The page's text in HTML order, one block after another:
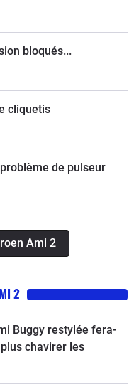
bloqués...
cliquetis
de pulseur
Ami 2
2
Buggy restylée fera-
chavirer les